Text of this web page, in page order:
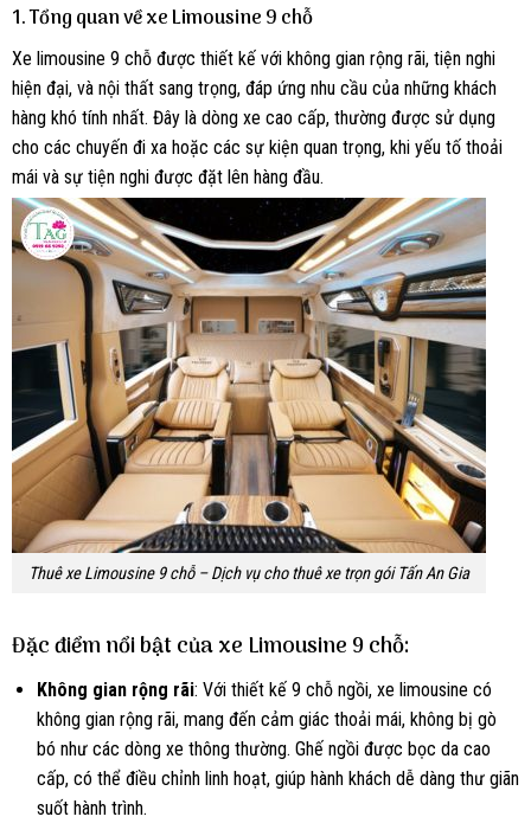
1. Tổng quan về xe Limousine 9 chỗ
Xe limousine 9 chỗ được thiết kế với không gian rộng rãi, tiện nghi
hiện đại, và nội thất sang trọng, đáp ứng nhu cầu của những khách
hàng khó tính nhất. Đây là dòng xe cao cấp, thường được sử dụng
cho các chuyến đi xa hoặc các sự kiện quan trọng, khi yếu tố thoải
mái và sự tiện nghi được đặt lên hàng đầu.
Thuê xe Limousine 9 chỗ – Dịch vụ cho thuê xe trọn gói Tấn An Gia
Đặc điểm nổi bật của xe Limousine 9 chỗ:
Không gian rộng rãi: Với thiết kế 9 chỗ ngồi, xe limousine có
không gian rộng rãi, mang đến cảm giác thoải mái, không bị gò
bó như các dòng xe thông thường. Ghế ngồi được bọc da cao
cấp, có thể điều chỉnh linh hoạt, giúp hành khách dễ dàng thư giãn
suốt hành trình.